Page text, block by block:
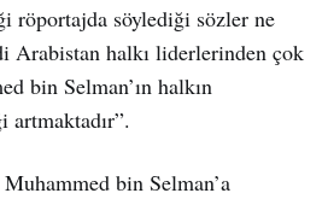
röportajda söylediği sözler ne
Arabistan halkı liderlerinden çok
bin Selman’ın halkın
bin Selman’a